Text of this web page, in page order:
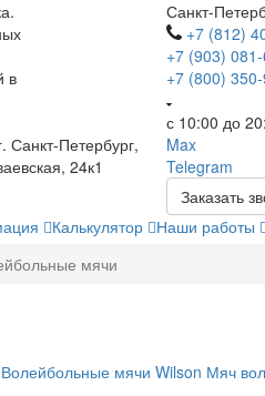
в
Санкт-
+7 (812)
+7 (903)
+7 (800)
с 10:00 до
Max
Telegram
Заказать
Санкт-Петербург,
24к1
Калькулятор Наши работы
мячи
Волейбольные мячи Wilson Мяч